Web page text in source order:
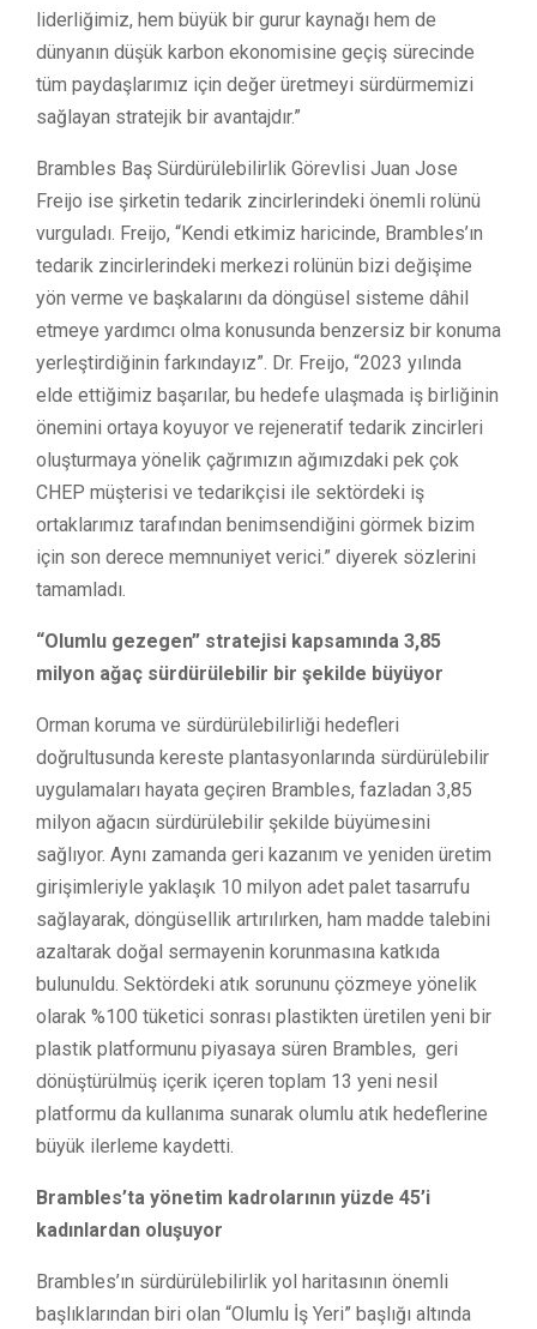
liderliğimiz, hem büyük bir gurur kaynağı hem de
dünyanın düşük karbon ekonomisine geçiş sürecinde
tüm paydaşlarımız için değer üretmeyi sürdürmemizi
sağlayan stratejik bir avantajdır.”
Brambles Baş Sürdürülebilirlik Görevlisi Juan Jose
Freijo ise şirketin tedarik zincirlerindeki önemli rolünü
vurguladı. Freijo, “Kendi etkimiz haricinde, Brambles’ın
tedarik zincirlerindeki merkezi rolünün bizi değişime
yön verme ve başkalarını da döngüsel sisteme dâhil
etmeye yardımcı olma konusunda benzersiz bir konuma
yerleştirdiğinin farkındayız”. Dr. Freijo, “2023 yılında
elde ettiğimiz başarılar, bu hedefe ulaşmada iş birliğinin
önemini ortaya koyuyor ve rejeneratif tedarik zincirleri
oluşturmaya yönelik çağrımızın ağımızdaki pek çok
CHEP müşterisi ve tedarikçisi ile sektördeki iş
ortaklarımız tarafından benimsendiğini görmek bizim
için son derece memnuniyet verici.” diyerek sözlerini
tamamladı.
“Olumlu gezegen” stratejisi kapsamında 3,85
milyon ağaç sürdürülebilir bir şekilde büyüyor
Orman koruma ve sürdürülebilirliği hedefleri
doğrultusunda kereste plantasyonlarında sürdürülebilir
uygulamaları hayata geçiren Brambles, fazladan 3,85
milyon ağacın sürdürülebilir şekilde büyümesini
sağlıyor. Aynı zamanda geri kazanım ve yeniden üretim
girişimleriyle yaklaşık 10 milyon adet palet tasarrufu
sağlayarak, döngüsellik artırılırken, ham madde talebini
azaltarak doğal sermayenin korunmasına katkıda
bulunuldu. Sektördeki atık sorununu çözmeye yönelik
olarak %100 tüketici sonrası plastikten üretilen yeni bir
plastik platformunu piyasaya süren Brambles, geri
dönüştürülmüş içerik içeren toplam 13 yeni nesil
platformu da kullanıma sunarak olumlu atık hedeflerine
büyük ilerleme kaydetti.
Brambles’ta yönetim kadrolarının yüzde 45’i
kadınlardan oluşuyor
Brambles’ın sürdürülebilirlik yol haritasının önemli
başlıklarından biri olan “Olumlu İş Yeri” başlığı altında